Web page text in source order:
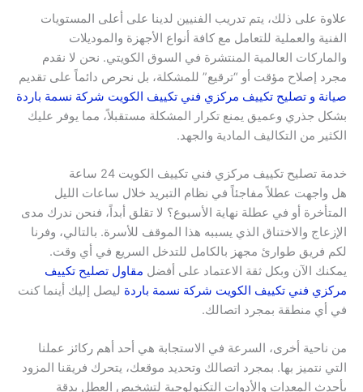
علاوة على ذلك، يتم تدريب الفنيين لدينا على أعلى المستويات
الفنية والعملية للتعامل مع كافة أنواع الأجهزة والموديلات
والماركات العالمية المنتشرة في السوق الكويتي. نحن لا نقدم
مجرد إصلاح مؤقت أو “ترقيع” للمشكلة، بل نحرص دائماً على تقديم
صيانة و تصليح تكييف مركزي فني تكييف الكويت شركة نسمة باردة
بشكل جذري وعميق يمنع تكرار المشكلة مستقبلاً، مما يوفر عليك
الكثير من التكاليف المادية والجهد.
خدمة تصليح تكييف مركزي فني تكييف الكويت 24 ساعة
هل واجهت عطلاً مفاجئاً في نظام التبريد خلال ساعات الليل
المتأخرة أو في عطلة نهاية الأسبوع؟ لا تقلق أبداً، فنحن ندرك مدى
الإزعاج والاختناق الذي يسببه هذا الموقف للأسرة. بالتالي، وفرنا
لكم فريق طوارئ مجهز بالكامل للتدخل السريع في أي وقت.
يمكنك الآن وبكل ثقة الاعتماد على أفضل مقاول تصليح تكييف
مركزي فني تكييف الكويت شركة نسمة باردة ليصل إليك أينما كنت
في أي منطقة بمجرد اتصالك.
من ناحية أخرى، السرعة في الاستجابة هي أحد أهم ركائز عملنا
التي نتميز بها. بمجرد اتصالك وتحديد موقعك، يتحرك فريقنا المزود
بأحدث المعدات والأدوات التكنولوجية لتشخيص العطل بدقة